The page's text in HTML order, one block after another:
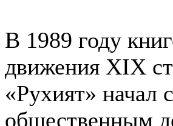
В 1989 году
движения ХIХ
«Рухият» начал
общественным